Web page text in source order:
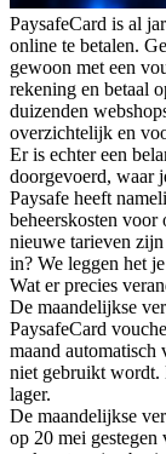
PaysafeCard is al
online te betalen.
gewoon met een
rekening en betaal
duizenden
overzichtelijk en
Er is echter een
doorgevoerd, waar
Paysafe heeft
beheerskosten
nieuwe tarieven
in? We leggen het
Wat er precies
De maandelijkse
PaysafeCard
maand automatisch
niet gebruikt wordt.
lager.
De maandelijkse
op 20 mei